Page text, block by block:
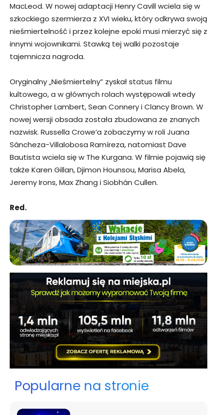
MacLeod. W nowej adaptacji Henry Cavill wciela się w
szkockiego szermierza z XVI wieku, który odkrywa swoją
nieśmiertelność i przez kolejne epoki musi mierzyć się z
innymi wojownikami. Stawką tej walki pozostaje
tajemnicza nagroda.
Oryginalny „Nieśmiertelny” zyskał status filmu
kultowego, a w głównych rolach występowali wtedy
Christopher Lambert, Sean Connery i Clancy Brown. W
nowej wersji obsada została zbudowana ze znanych
nazwisk. Russella Crowe’a zobaczymy w roli Juana
Sáncheza-Villalobosa Ramíreza, natomiast Dave
Bautista wciela się w The Kurgana. W filmie pojawią się
także Karen Gillan, Djimon Hounsou, Marisa Abela,
Jeremy Irons, Max Zhang i Siobhán Cullen.
Red.
Popularne na stronie